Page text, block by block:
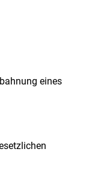
eines